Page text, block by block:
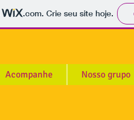
.com. Crie seu site hoje.
Acompanhe Nosso grupo